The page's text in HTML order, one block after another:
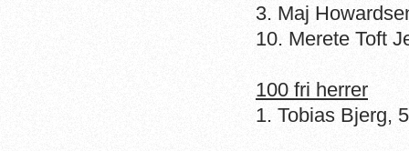
3. Maj
10. Merete Toft
100 fri herrer
1. Tobias Bjerg,